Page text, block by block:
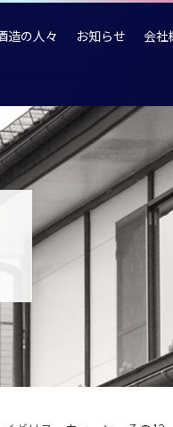
造の人々 お知らせ 会社